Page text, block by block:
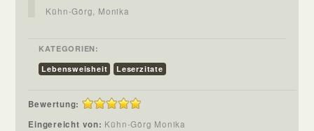
Kühn-Görg, Monika
KATEGORIEN:
Lebensweisheit
Leserzitate
Bewertung:
Eingereicht von: Kühn-Görg Monika